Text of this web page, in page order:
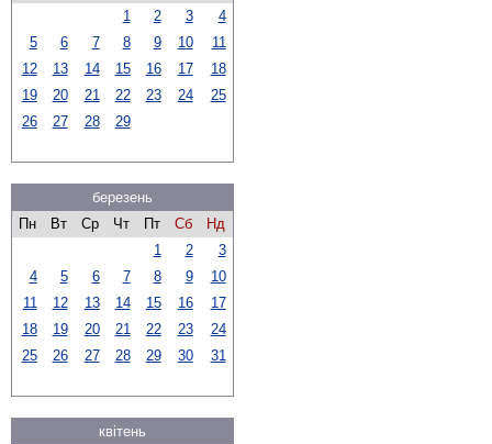
1
2 3
4
5
6 7 8 9 10
11
12
13 14 15 16 17
18
19
20 21 22 23 24
25
26
27 28 29
березень
Пн
Вт Ср Чт Пт Сб
Нд
1
2
3
4
5 6 7 8 9
10
11
12 13 14 15 16
17
18
19 20 21 22 23
24
25
26 27 28 29 30 31
квітень